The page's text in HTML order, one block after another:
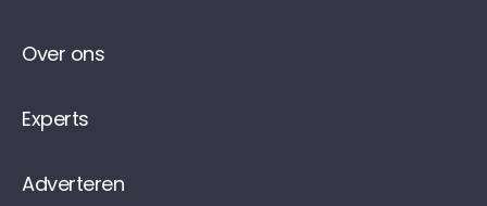
Over ons
Experts
Adverteren